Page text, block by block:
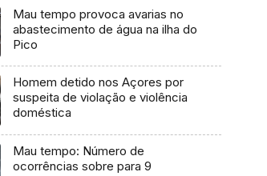
Mau tempo provoca avarias no
abastecimento de água na ilha do
Pico
Homem detido nos Açores por
suspeita de violação e violência
doméstica
Mau tempo: Número de
ocorrências sobre para 9